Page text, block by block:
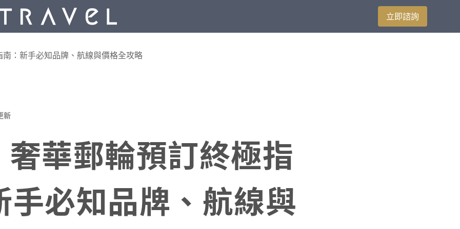
立即諮詢
：新手必知品牌、航線與價格全攻略
新
華郵輪預訂終極指
手必知品牌、航線與